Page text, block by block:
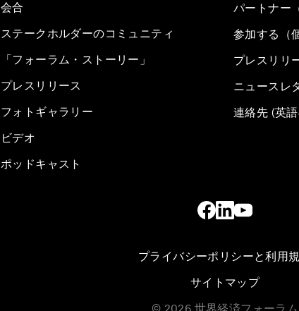
会合
ステークホルダーのコミュニティ
「フォーラム・ストーリー」
プレスリリース
フォトギャラリー
ビデオ
ポッドキャスト
パートナー
参加する（
プレスリリ
ニュースレ
連絡先 (英
プライバシーポリシーと利用
サイトマップ